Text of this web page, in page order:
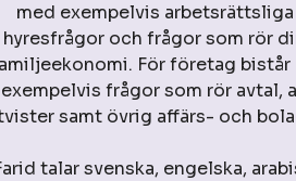
med exempelvis
hyresfrågor och frågor som rör
För företag bistår
exempelvis frågor som rör avtal,
samt övrig affärs- och
talar svenska, engelska,